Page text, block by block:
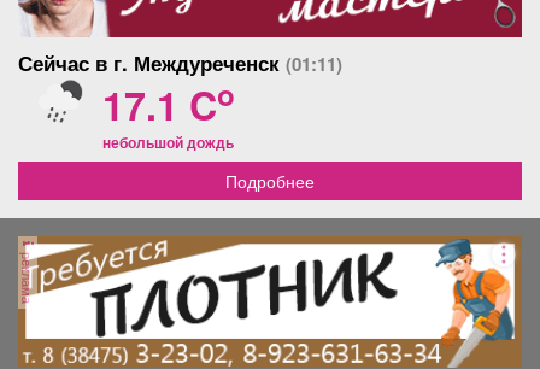
Сейчас в г. Междуреченск (01:11)
17.1 Co
небольшой дождь
Подробнее
реклама